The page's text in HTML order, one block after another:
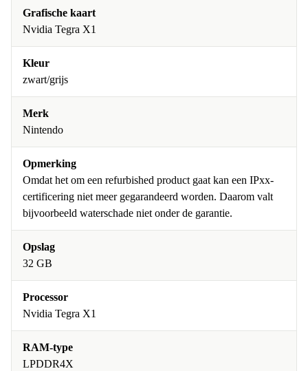
Grafische kaart
Nvidia Tegra X1
Kleur
zwart/grijs
Merk
Nintendo
Opmerking
Omdat het om een refurbished product gaat kan een IPxx-
certificering niet meer gegarandeerd worden. Daarom valt
bijvoorbeeld waterschade niet onder de garantie.
Opslag
32 GB
Processor
Nvidia Tegra X1
RAM-type
LPDDR4X